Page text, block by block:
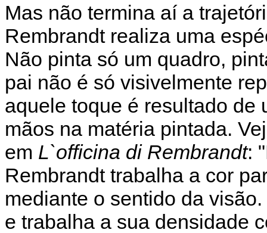
Mas não termina aí a
Rembrandt realiza uma
Não pinta só um quadro,
pai não é só visivelmente
aquele toque é resultado de
mãos na matéria pintada.
em L`officina di Rembrandt:
Rembrandt trabalha a cor
mediante o sentido da
e trabalha a sua densidade